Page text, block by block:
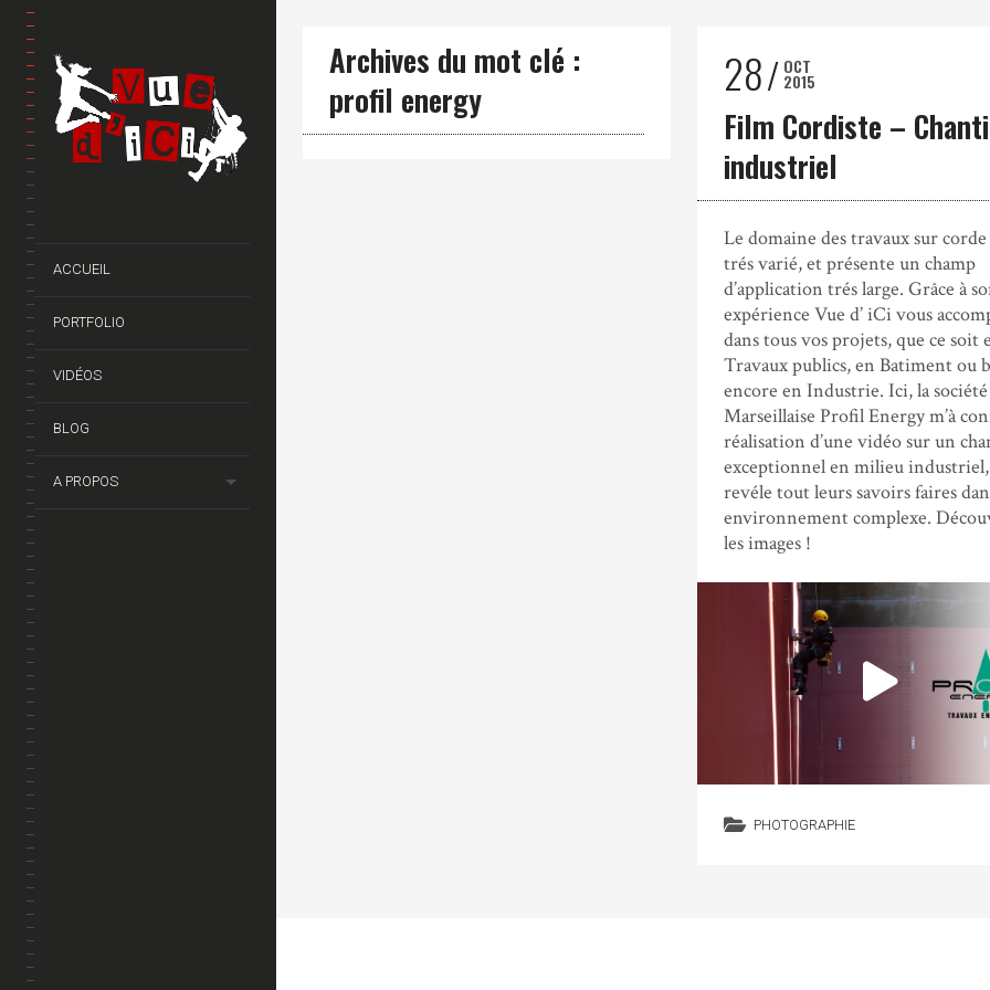
ACCUEIL
PORTFOLIO
VIDÉOS
BLOG
A PROPOS
Archives du mot clé :
profil energy
28 OCT
2015
Film Cordiste –
industriel
Le domaine des travaux sur corde
trés varié, et présente un champ
d’application trés large. Grâce à
expérience Vue d’ iCi vous
dans tous vos projets, que ce soit
Travaux publics, en Batiment ou
encore en Industrie. Ici, la société
Marseillaise Profil Energy m’à
réalisation d’une vidéo sur un
exceptionnel en milieu
revéle tout leurs savoirs faires
environnement complexe.
les images !
PHOTOGRAPHIE